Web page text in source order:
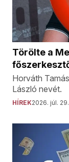
Törölte a
Horváth
László nevét.
HÍREK2026. júl.